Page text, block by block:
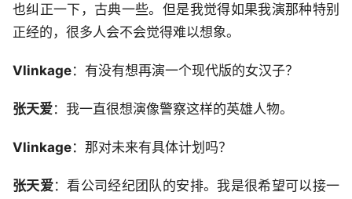
也纠正一下，古典一些。但是我觉得如果我演那种特别
正经的，很多人会不会觉得难以想象。
Vlinkage：有没有想再演一个现代版的女汉子？
张天爱：我一直很想演像警察这样的英雄人物。
Vlinkage：那对未来有具体计划吗？
张天爱：看公司经纪团队的安排。我是很希望可以接一